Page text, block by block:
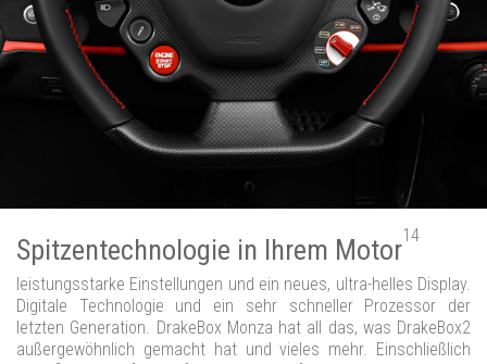
Spitzentechnologie in Ihrem Motor14
leistungsstarke Einstellungen und ein neues, ultra-helles Display.
Digitale Technologie und ein sehr schneller Prozessor der
letzten Generation. DrakeBox Monza hat all das, was DrakeBox2
außergewöhnlich gemacht hat und vieles mehr. Einschließlich